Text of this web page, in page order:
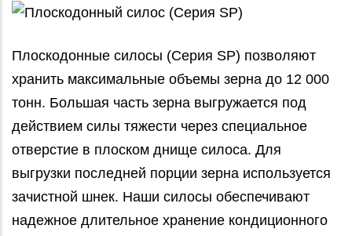
Плоскодонные силосы (Серия SP) позволяют
хранить максимальные объемы зерна до 12 000
тонн. Большая часть зерна выгружается под
действием силы тяжести через специальное
отверстие в плоском днище силоса. Для
выгрузки последней порции зерна используется
зачистной шнек. Наши силосы обеспечивают
надежное длительное хранение кондиционного